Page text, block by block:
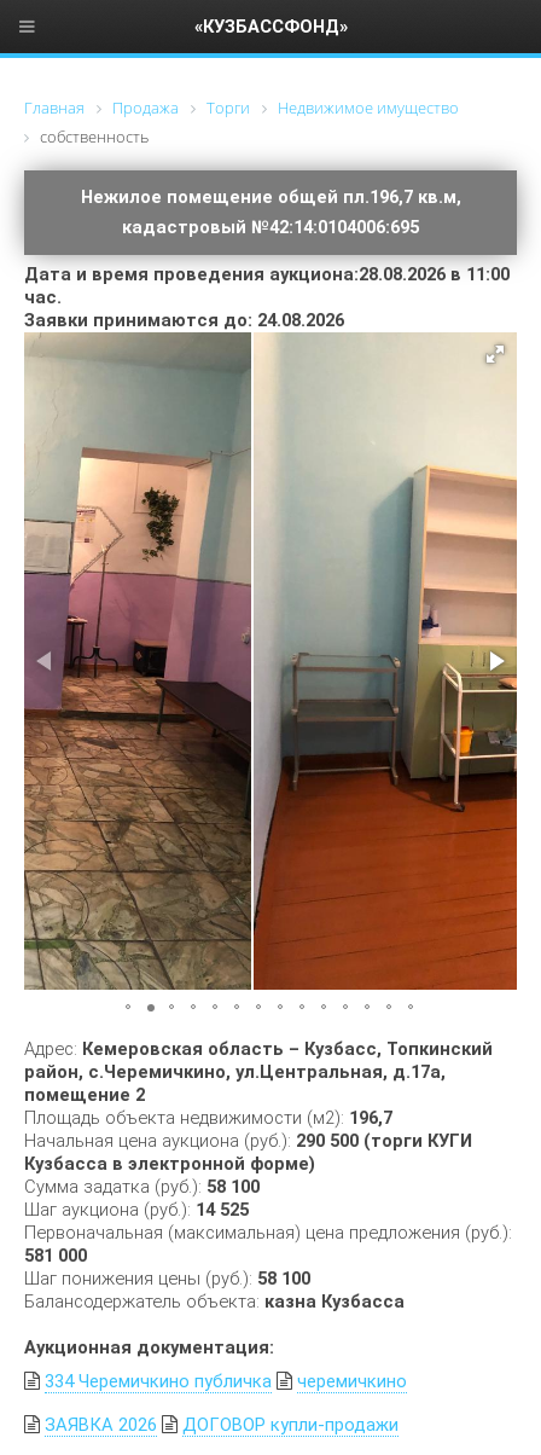
Главная Продажа Торги
Недвижимое имущество
cобственность
Нежилое помещение общей пл.196,7 кв.м,
кадастровый №42:14:0104006:695
Дата и время проведения аукциона:28.08.2026 в 11:00
час.
Заявки принимаются до: 24.08.2026
Адрес: Кемеровская область – Кузбасс, Топкинский
район, с.Черемичкино, ул.Центральная, д.17а,
помещение 2
Площадь объекта недвижимости (м2): 196,7
Начальная цена аукциона (руб.): 290 500 (торги КУГИ
Кузбасса в электронной форме)
Сумма задатка (руб.): 58 100
Шаг аукциона (руб.): 14 525
Первоначальная (максимальная) цена предложения (руб.):
581 000
Шаг понижения цены (руб.): 58 100
Балансодержатель объекта: казна Кузбасса
Аукционная документация:
334 Черемичкино публичка
черемичкино
ЗАЯВКА 2026
ДОГОВОР купли-продажи
«КУЗБАССФОНД»